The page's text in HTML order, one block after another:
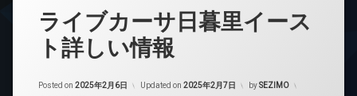
ライブカーサ日暮里イース
ト詳しい情報
Posted on 2025年2月6日 Updated on 2025年2月7日 bySEZIMO